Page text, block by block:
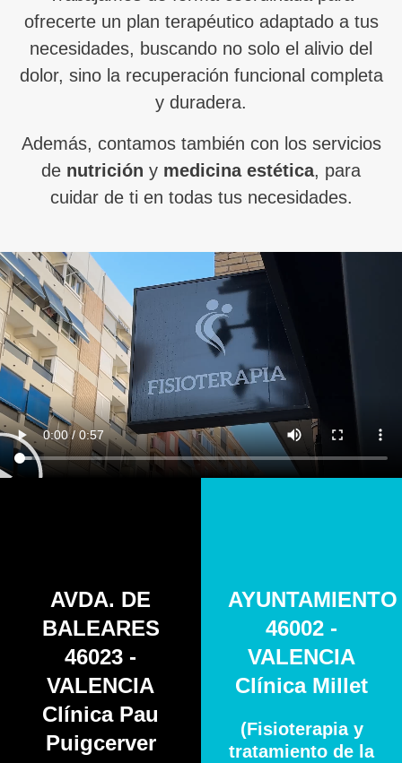
ofrecerte un plan terapéutico adaptado a tus
necesidades, buscando no solo el alivio del
dolor, sino la recuperación funcional completa
y duradera.
Además, contamos también con los servicios
de nutrición y medicina estética, para
cuidar de ti en todas tus necesidades.
AVDA. DE
BALEARES
46023 -
VALENCIA
Clínica Pau
Puigcerver
AYUNTAMIENTO
46002 -
VALENCIA
Clínica Millet
(Fisioterapia y
tratamiento de la